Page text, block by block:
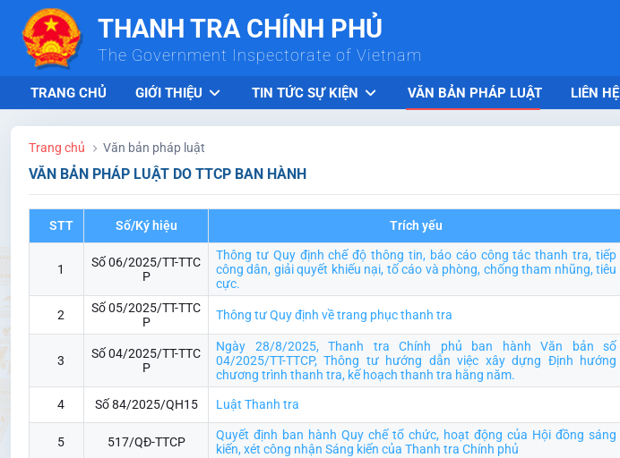
Skip to Main ContentTHANH TRA CHÍNH PHỦ
The Government Inspectorate of Vietnam
TRANG CHỦ GIỚI THIỆU TIN TỨC SỰ KIỆN VĂN BẢN PHÁP LUẬT LIÊN HỆ
Trang chủ Văn bản pháp luật
VĂN BẢN PHÁP LUẬT DO TTCP BAN HÀNH
STT Số/Ký hiệu Trích yếu
1
Số 06/2025/TT-TTC
P
Thông tư Quy định chế độ thông tin, báo cáo công tác thanh tra, tiếp
công dân, giải quyết khiếu nại, tố cáo và phòng, chống tham nhũng, tiêu
cực.
2
Số 05/2025/TT-TTC
P
Thông tư Quy định về trang phục thanh tra
3
Số 04/2025/TT-TTC
P
Ngày 28/8/2025, Thanh tra Chính phủ ban hành Văn bản số
04/2025/TT-TTCP, Thông tư hướng dẫn việc xây dựng Định hướng
chương trình thanh tra, kế hoạch thanh tra hằng năm.
4 Số 84/2025/QH15 Luật Thanh tra
5 517/QĐ-TTCP
Quyết định ban hành Quy chế tổ chức, hoạt động của Hội đồng sáng
kiến, xét công nhận Sáng kiến của Thanh tra Chính phủ